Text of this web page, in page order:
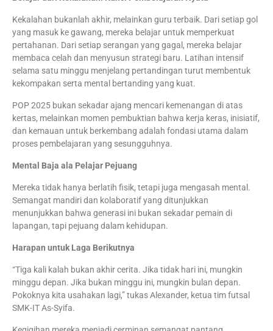
Kekalahan bukanlah akhir, melainkan guru terbaik. Dari setiap gol
yang masuk ke gawang, mereka belajar untuk memperkuat
pertahanan. Dari setiap serangan yang gagal, mereka belajar
membaca celah dan menyusun strategi baru. Latihan intensif
selama satu minggu menjelang pertandingan turut membentuk
kekompakan serta mental bertanding yang kuat.
POP 2025 bukan sekadar ajang mencari kemenangan di atas
kertas, melainkan momen pembuktian bahwa kerja keras, inisiatif,
dan kemauan untuk berkembang adalah fondasi utama dalam
proses pembelajaran yang sesungguhnya.
Mental Baja ala Pelajar Pejuang
Mereka tidak hanya berlatih fisik, tetapi juga mengasah mental.
Semangat mandiri dan kolaboratif yang ditunjukkan
menunjukkan bahwa generasi ini bukan sekadar pemain di
lapangan, tapi pejuang dalam kehidupan.
Harapan untuk Laga Berikutnya
“Tiga kali kalah bukan akhir cerita. Jika tidak hari ini, mungkin
minggu depan. Jika bukan minggu ini, mungkin bulan depan.
Pokoknya kita usahakan lagi,” tukas Alexander, ketua tim futsal
SMK-IT As-Syifa.